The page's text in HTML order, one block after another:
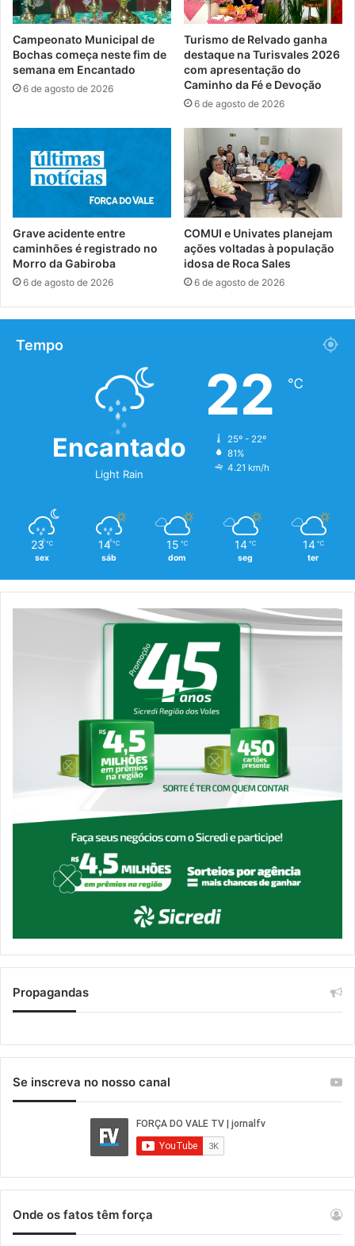
Campeonato Municipal de
Bochas começa neste fim de
semana em Encantado
6 de agosto de 2026
Turismo de Relvado ganha
destaque na Turisvales 2026
com apresentação do
Caminho da Fé e Devoção
6 de agosto de 2026
Grave acidente entre
caminhões é registrado no
Morro da Gabiroba
6 de agosto de 2026
COMUI e Univates planejam
ações voltadas à população
idosa de Roca Sales
6 de agosto de 2026
Tempo
Encantado
Light Rain
22 ℃
25º - 22º
81%
4.21 km/h
23 ℃
sex
14 ℃
sáb
15 ℃
dom
14 ℃
seg
14 ℃
ter
Propagandas
Se inscreva no nosso canal
Onde os fatos têm força